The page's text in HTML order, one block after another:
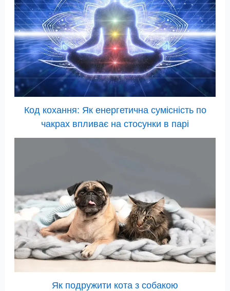
Код кохання: Як енергетична сумісність по
чакрах впливає на стосунки в парі
Як подружити кота з собакою